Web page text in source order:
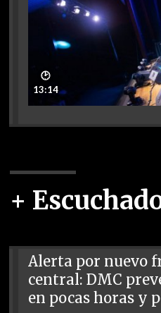
🕑
13:14
+
Alerta por nuevo
central: DMC
en pocas horas y